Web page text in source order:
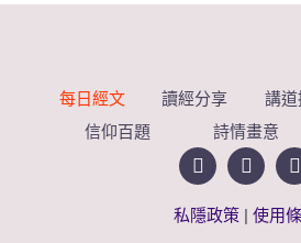
每日經文 讀經分享 講
信仰百題
詩情畫意
私隱政策 | 使用